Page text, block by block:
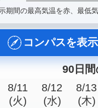
期間の最高気温を赤、最低気
コンパスを表示
90日
8/11
(火)
8/12
(水)
8/13
(木)